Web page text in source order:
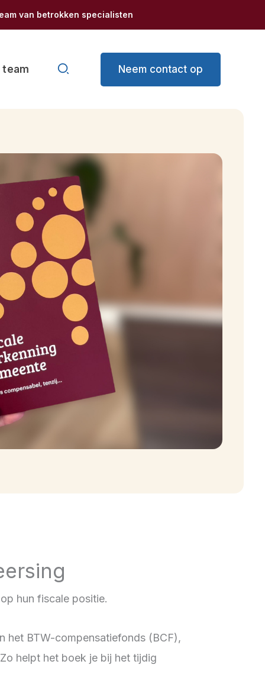
van betrokken specialisten
team Zoeken Neem contact op
hun fiscale positie.
het BTW-compensatiefonds (BCF),
helpt het boek je bij het tijdig